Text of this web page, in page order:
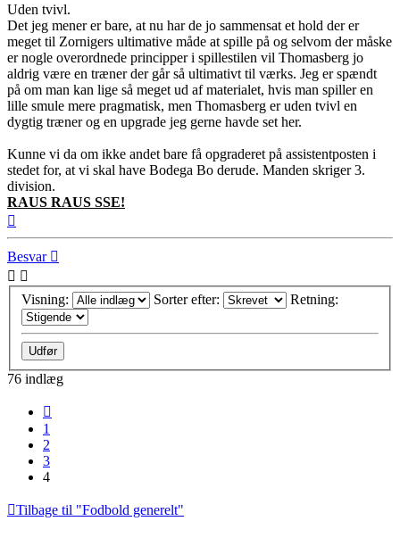
Uden tvivl.
Det jeg mener er bare, at nu har de jo sammensat et hold der er
meget til Zornigers ultimative måde at spille på og selvom der måske
er nogle overordnede principper i spillestilen vil Thomasberg jo
aldrig være en træner der går så ultimativt til værks. Jeg er spændt
på om man kan lige så meget ud af materialet, hvis man spiller en
lille smule mere pragmatisk, men Thomasberg er uden tvivl en
dygtig træner og en upgrade jeg gerne havde set her.
Kunne vi da om ikke andet bare få opgraderet på assistentposten i
stedet for, at vi skal have Bodega Bo derude. Manden skriger 3.
division.
RAUS RAUS SSE!
Besvar
Visning: Sorter efter: Retning:
76 indlæg
1
2
3
4
Tilbage til "Fodbold generelt"